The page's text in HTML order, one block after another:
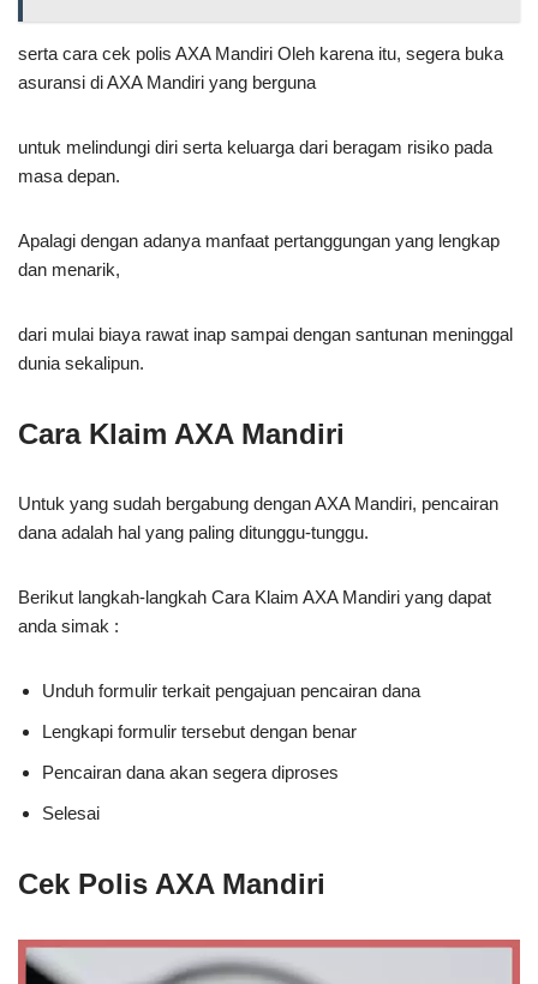
serta cara cek polis AXA Mandiri Oleh karena itu, segera buka
asuransi di AXA Mandiri yang berguna
untuk melindungi diri serta keluarga dari beragam risiko pada
masa depan.
Apalagi dengan adanya manfaat pertanggungan yang lengkap
dan menarik,
dari mulai biaya rawat inap sampai dengan santunan meninggal
dunia sekalipun.
Cara Klaim AXA Mandiri
Untuk yang sudah bergabung dengan AXA Mandiri, pencairan
dana adalah hal yang paling ditunggu-tunggu.
Berikut langkah-langkah Cara Klaim AXA Mandiri yang dapat
anda simak :
Unduh formulir terkait pengajuan pencairan dana
Lengkapi formulir tersebut dengan benar
Pencairan dana akan segera diproses
Selesai
Cek Polis AXA Mandiri